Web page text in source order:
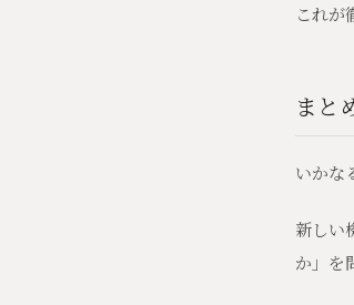
これが
まと
いかな
新しい
か」を